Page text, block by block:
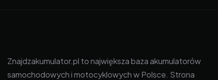
Znajdzakumulator.pl to największa baza akumulatorów
samochodowych i motocyklowych w Polsce. Strona